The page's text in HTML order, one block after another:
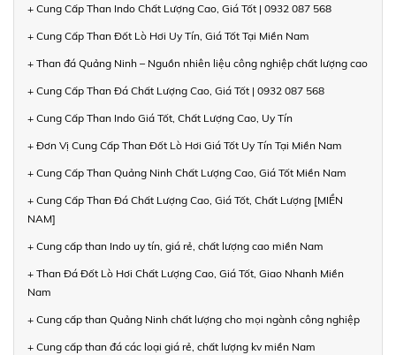
+ Cung Cấp Than Indo Chất Lượng Cao, Giá Tốt | 0932 087 568
+ Cung Cấp Than Đốt Lò Hơi Uy Tín, Giá Tốt Tại Miền Nam
+ Than đá Quảng Ninh – Nguồn nhiên liệu công nghiệp chất lượng cao
+ Cung Cấp Than Đá Chất Lượng Cao, Giá Tốt | 0932 087 568
+ Cung Cấp Than Indo Giá Tốt, Chất Lượng Cao, Uy Tín
+ Đơn Vị Cung Cấp Than Đốt Lò Hơi Giá Tốt Uy Tín Tại Miền Nam
+ Cung Cấp Than Quảng Ninh Chất Lượng Cao, Giá Tốt Miền Nam
+ Cung Cấp Than Đá Chất Lượng Cao, Giá Tốt, Chất Lượng [MIỀN
NAM]
+ Cung cấp than Indo uy tín, giá rẻ, chất lượng cao miền Nam
+ Than Đá Đốt Lò Hơi Chất Lượng Cao, Giá Tốt, Giao Nhanh Miền
Nam
+ Cung cấp than Quảng Ninh chất lượng cho mọi ngành công nghiệp
+ Cung cấp than đá các loại giá rẻ, chất lượng kv miền Nam